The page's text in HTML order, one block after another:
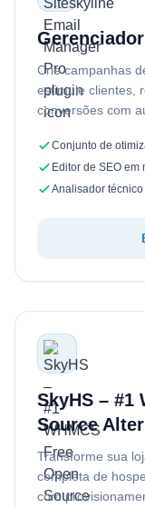
Crie campanhas
estimule clientes,
conversões com
Conjunto de
Editor de SEO em
Analisador
SkyHS – #1
Source
Transforme sua
completa de
com